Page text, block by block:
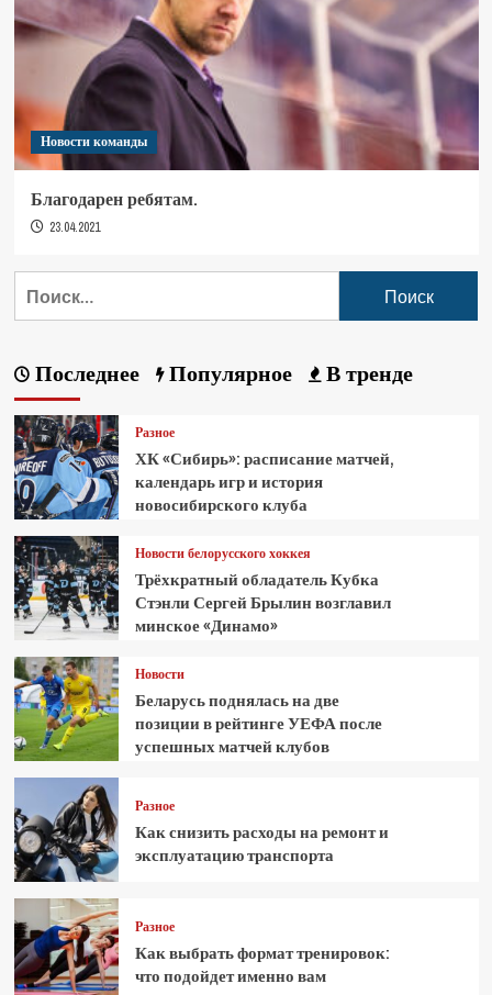
Новости команды
Благодарен ребятам.
23.04.2021
Последнее Популярное В тренде
Разное
ХК «Сибирь»: расписание матчей,
календарь игр и история
новосибирского клуба
Новости белорусского хоккея
Трёхкратный обладатель Кубка
Стэнли Сергей Брылин возглавил
минское «Динамо»
Новости
Беларусь поднялась на две
позиции в рейтинге УЕФА после
успешных матчей клубов
Разное
Как снизить расходы на ремонт и
эксплуатацию транспорта
Разное
Как выбрать формат тренировок:
что подойдет именно вам